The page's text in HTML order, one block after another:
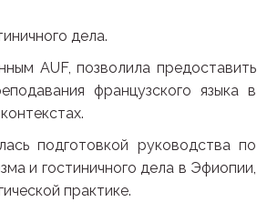
дела.
AUF, позволила предоставить
французского языка в
подготовкой руководства по
и гостиничного дела в Эфиопии,
практике.